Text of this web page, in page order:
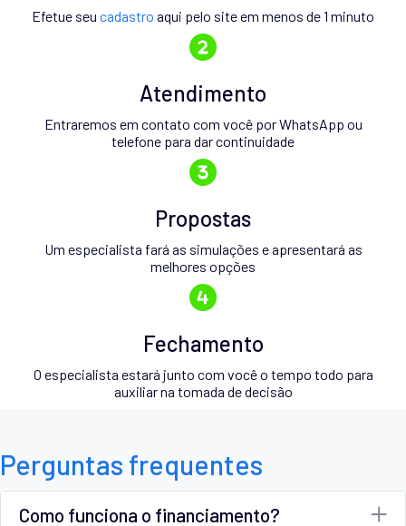
Efetue seu cadastro aqui pelo site em menos de 1 minuto
Atendimento
Entraremos em contato com você por WhatsApp ou
telefone para dar continuidade
Propostas
Um especialista fará as simulações e apresentará as
melhores opções
Fechamento
O especialista estará junto com você o tempo todo para
auxiliar na tomada de decisão
Perguntas frequentes
Como funciona o financiamento?